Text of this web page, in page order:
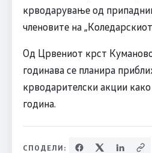
крводарување од
членовите на
Од Црвениот крст Куманово
годинава се планира
крводарителски акции
година.
СПОДЕЛИ: